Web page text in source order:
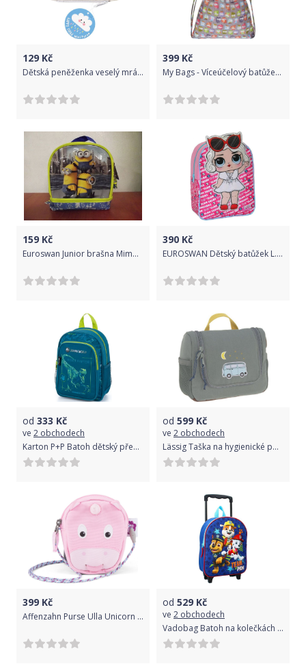
129 Kč
Dětská peněženka veselý mráček uni
399 Kč
My Bags - Víceúčelový batůžek se sovičkami
159 Kč
Euroswan Junior brašna Mimoni 21x18x11 cm
390 Kč
EUROSWAN Dětský batůžek L.O.L. Surprise White Polyester, 31x24x11 cm
od 333 Kč
ve 2 obchodech
Karton P+P Batoh dětský předškolní Jurassic World
od 599 Kč
ve 2 obchodech
Lässig Taška na hygienické potřeby Adventure Bus
399 Kč
Affenzahn Purse Ulla Unicorn - pink uni
od 529 Kč
ve 2 obchodech
Vadobag Batoh na kolečkách Paw Patrol Team 3D 32cm modrý